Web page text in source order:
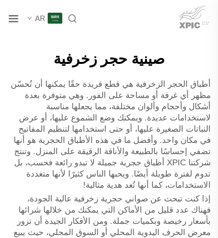
AR
صينية حجر زخرفية
أطباق الحجر الزخرفية هي قطع فريدة حقًا يمكنها أن تُحسّن
مظهر أي غرفة أو مساحة على الفور. وهي متوفرة بعدة
أشكال وأحجام وألوان مختلفة، مما يجعلها مناسبة
لاستخدامات عديدة. ويمكنك وضع الشموع عليها، أو عرض
النباتات الصغيرة عليها، أو حتى استخدامها لتنظيم المفاتيح
في مكان واحد. وأفضل ما في هذه الأطباق الحجرية هو أنها
تضفي إحساسًا بالطبيعة والأناقة الرقيقة على المنزل. وتنتج
شركتنا XPIC أطباق حجرية جميلة لا تبدو رائعة فحسب، بل
تدوم لفترة طويلة أيضًا. ويحبها الناس كثيرًا لأنها متعددة
الاستخدامات، كما أنها تُعد هدية مثالية!
إذا كنت تبحث عن صواني حجرية زخرفية عالية الجودة،
فهناك عدد قليل من الأماكن التي يمكنك من خلالها شرائها
بأسعار رخيصة وبكميات جملة. ومن الأفكار الجيدة أن تزور
معرض الحرف اليدوية المحلي أو السوق المحلي، حيث يبيع